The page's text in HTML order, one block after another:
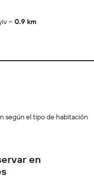
0.9 km
según el tipo de habitación
en